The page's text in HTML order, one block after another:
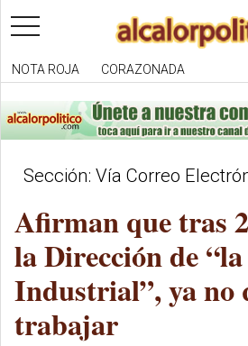
toggle
navigation
NOTA ROJA CORAZONADA
Sección: Vía Correo
Afirman que tras
la Dirección de “la
Industrial”, ya no
trabajar